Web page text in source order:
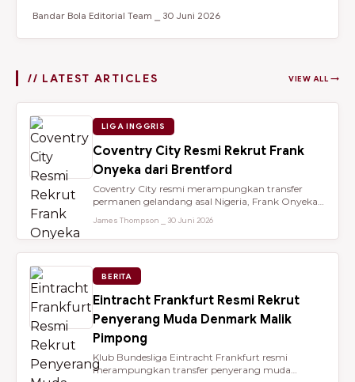
Bandar Bola Editorial Team ⎯ 30 Juni 2026
// LATEST ARTICLES VIEW ALL →
LIGA INGGRIS
Coventry City Resmi Rekrut Frank
Onyeka dari Brentford
Coventry City resmi merampungkan transfer
permanen gelandang asal Nigeria, Frank Onyeka,
James Thompson ⎯ 30 Juni 2026
BERITA
Eintracht Frankfurt Resmi Rekrut
Penyerang Muda Denmark Malik
Pimpong
Klub Bundesliga Eintracht Frankfurt resmi
merampungkan transfer penyerang muda